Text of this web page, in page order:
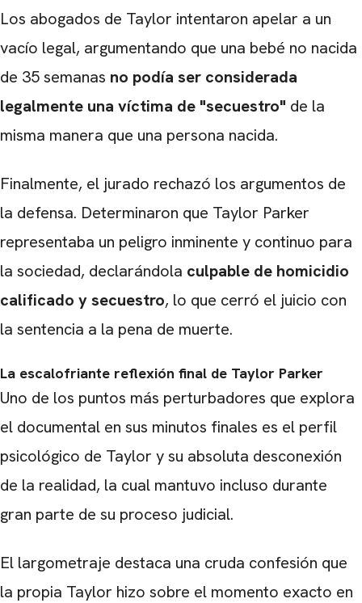
Los abogados de Taylor intentaron apelar a un
vacío legal, argumentando que una bebé no nacida
de 35 semanas no podía ser considerada
legalmente una víctima de "secuestro" de la
misma manera que una persona nacida.
Finalmente, el jurado rechazó los argumentos de
la defensa. Determinaron que Taylor Parker
representaba un peligro inminente y continuo para
la sociedad, declarándola culpable de homicidio
calificado y secuestro, lo que cerró el juicio con
la sentencia a la pena de muerte.
La escalofriante reflexión final de Taylor Parker
Uno de los puntos más perturbadores que explora
el documental en sus minutos finales es el perfil
psicológico de Taylor y su absoluta desconexión
de la realidad, la cual mantuvo incluso durante
gran parte de su proceso judicial.
El largometraje destaca una cruda confesión que
la propia Taylor hizo sobre el momento exacto en
CARREGANDO PUBLICIDADE